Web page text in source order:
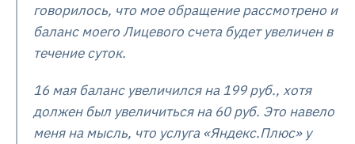
говорилось, что мое обращение рассмотрено и
баланс моего Лицевого счета будет увеличен в
течение суток.
16 мая баланс увеличился на 199 руб., хотя
должен был увеличиться на 60 руб. Это навело
меня на мысль, что услуга «Яндекс.Плюс» у